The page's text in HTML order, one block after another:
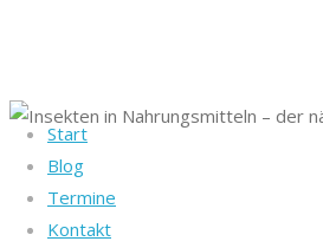
Start
Blog
Termine
Kontakt
Ernährung